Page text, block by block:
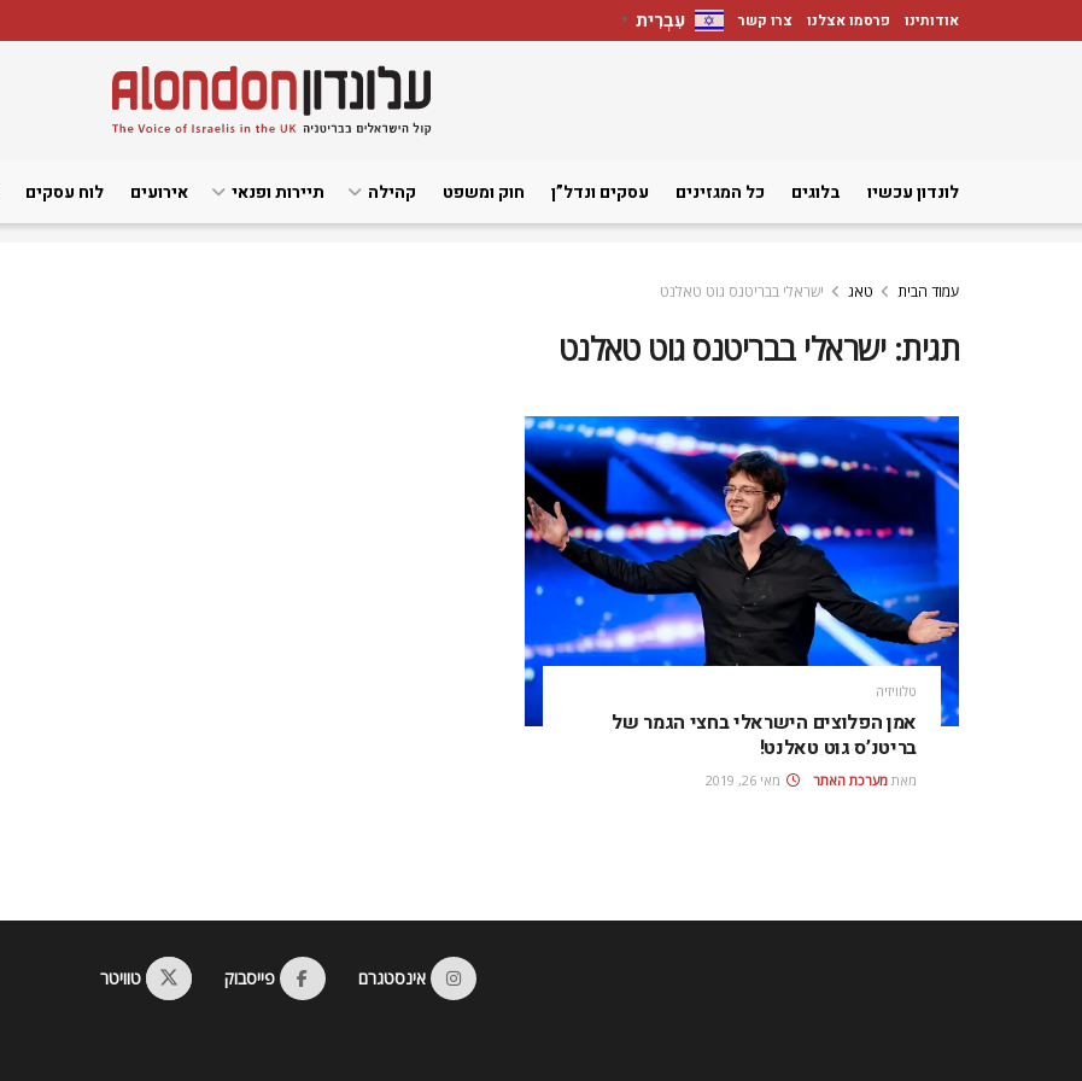
אודותינו פרסמו אצלנו צרו קשר עִבְרִית ▼
לונדון עכשיו בלוגים כל המגזינים עסקים ונדל”ן חוק ומשפט קהילה תיירות ופנאי אירועים לוח עסקים
עמוד הבית טאג ישראלי בבריטנס גוט טאלנט
תגית:ישראלי בבריטנס גוט טאלנט
טלוויזיה
אמן הפלוצים הישראלי בחצי הגמר של
בריטנ’ס גוט טאלנט!
מאת מערכת האתר מאי 26, 2019
אינסטגרם פייסבוק טוויטר